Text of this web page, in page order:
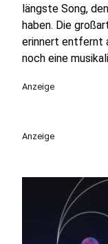
längste Song,
haben. Die
erinnert entfernt
noch eine
Anzeige
Anzeige